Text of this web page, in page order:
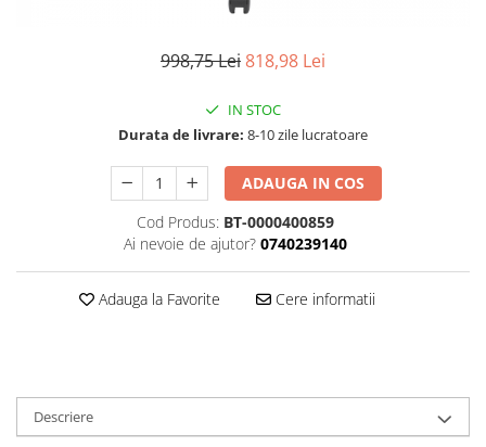
Comode lux-ultramoderne
Dulapuri haine si Sifoniere
Masute de toaleta
Noptiere dormitor
Paturi lemn & pal
998,75 Lei818,98 Lei
IN STOC
Durata de livrare: 8-10 zile lucratoare
ADAUGA IN COS
Cod Produs: BT-0000400859
Ai nevoie de ajutor? 0740239140
Adauga la Favorite Cere informatii
Descriere